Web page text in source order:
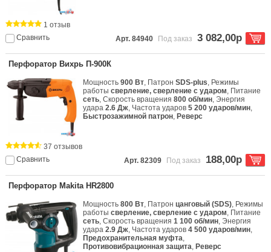
Сравнить
1 отзыв
Арт. 84940
Под заказ 3 082,00р
Перфоратор Вихрь П-900К
Мощность900 Вт, ПатронSDS-plus, Режимы
работысверление, сверление с ударом, Питание
сеть, Скорость вращения800 об/мин, Энергия
удара2.6 Дж, Частота ударов5 200 ударов/мин,
Быстрозажимной патрон, Реверс
Сравнить
37 отзывов
Арт. 82309
Под заказ 188,00р
Перфоратор Makita HR2800
Мощность800 Вт, Патронцанговый (SDS), Режимы
работысверление, сверление с ударом, Питание
сеть, Скорость вращения1 100 об/мин, Энергия
удара2.9 Дж, Частота ударов4 500 ударов/мин,
Предохранительная муфта,
Противовибрационная защита, Реверс